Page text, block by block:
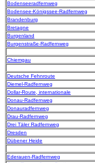
Bodenseeradfernweg
Bodensee-Königssee-Radfernweg
Brandenburg
Bretagne
Burgenland
Burgenstraße-Radfernweg
Chiemgau
Deutsche Fehnroute
Diemel-Radfernweg
Dollar-Route, internationale
Donau-Radfernweg
Donauradfernweg
Drau-Radfernweg
Drei Täler Radfernweg
Dresden
Dübener Heide
Ederauen-Radfernweg